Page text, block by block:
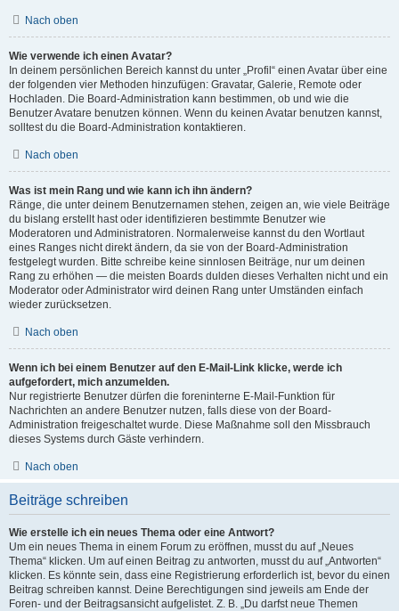
Nach oben
Wie verwende ich einen Avatar?
In deinem persönlichen Bereich kannst du unter „Profil“ einen Avatar über eine
der folgenden vier Methoden hinzufügen: Gravatar, Galerie, Remote oder
Hochladen. Die Board-Administration kann bestimmen, ob und wie die
Benutzer Avatare benutzen können. Wenn du keinen Avatar benutzen kannst,
solltest du die Board-Administration kontaktieren.
Nach oben
Was ist mein Rang und wie kann ich ihn ändern?
Ränge, die unter deinem Benutzernamen stehen, zeigen an, wie viele Beiträge
du bislang erstellt hast oder identifizieren bestimmte Benutzer wie
Moderatoren und Administratoren. Normalerweise kannst du den Wortlaut
eines Ranges nicht direkt ändern, da sie von der Board-Administration
festgelegt wurden. Bitte schreibe keine sinnlosen Beiträge, nur um deinen
Rang zu erhöhen — die meisten Boards dulden dieses Verhalten nicht und ein
Moderator oder Administrator wird deinen Rang unter Umständen einfach
wieder zurücksetzen.
Nach oben
Wenn ich bei einem Benutzer auf den E-Mail-Link klicke, werde ich
aufgefordert, mich anzumelden.
Nur registrierte Benutzer dürfen die foreninterne E-Mail-Funktion für
Nachrichten an andere Benutzer nutzen, falls diese von der Board-
Administration freigeschaltet wurde. Diese Maßnahme soll den Missbrauch
dieses Systems durch Gäste verhindern.
Nach oben
Beiträge schreiben
Wie erstelle ich ein neues Thema oder eine Antwort?
Um ein neues Thema in einem Forum zu eröffnen, musst du auf „Neues
Thema“ klicken. Um auf einen Beitrag zu antworten, musst du auf „Antworten“
klicken. Es könnte sein, dass eine Registrierung erforderlich ist, bevor du einen
Beitrag schreiben kannst. Deine Berechtigungen sind jeweils am Ende der
Foren- und der Beitragsansicht aufgelistet. Z. B. „Du darfst neue Themen